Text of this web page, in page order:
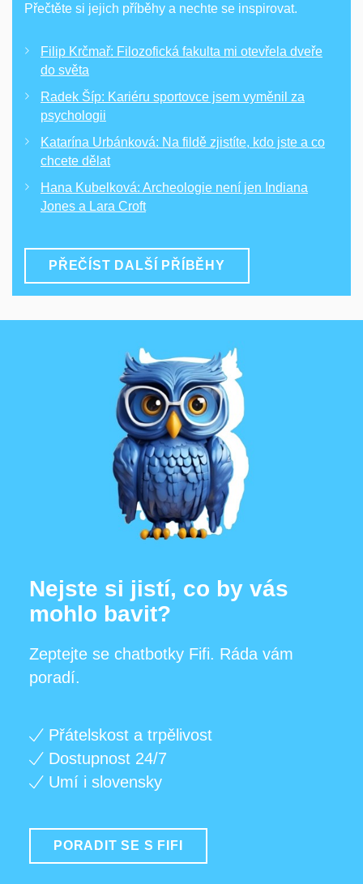
Přečtěte si jejich příběhy a nechte se inspirovat.
Filip Krčmař: Filozofická fakulta mi otevřela dveře
do světa
Radek Šíp: Kariéru sportovce jsem vyměnil za
psychologii
Katarína Urbánková: Na fildě zjistíte, kdo jste a co
chcete dělat
Hana Kubelková: Archeologie není jen Indiana
Jones a Lara Croft
PŘEČÍST DALŠÍ PŘÍBĚHY
Nejste si jistí, co by vás
mohlo bavit?
Zeptejte se chatbotky Fifi. Ráda vám
poradí.
Přátelskost a trpělivost
Dostupnost 24/7
Umí i slovensky
PORADIT SE S FIFI